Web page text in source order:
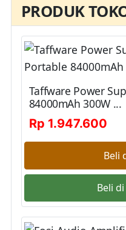
PRODUK
Taffware Power
84000mAh 300W ...
Rp 1.947.600
Beli
Beli